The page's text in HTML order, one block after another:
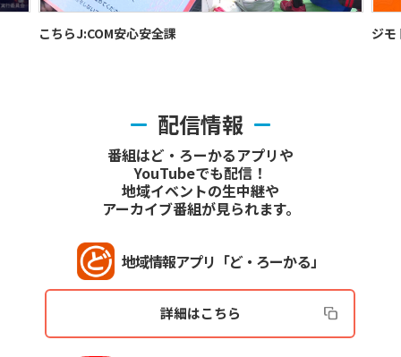
ジモトトピックス
配信情報
番組はど・ろーかるアプリや
YouTubeでも配信！
地域イベントの生中継や
アーカイブ番組が見られます。
地域情報アプリ「ど・ろーかる」
詳細はこちら